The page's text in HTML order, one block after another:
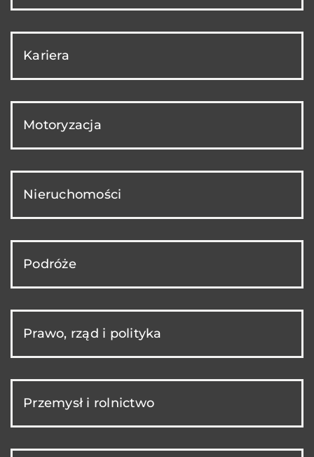
Kariera
Motoryzacja
Nieruchomości
Podróże
Prawo, rząd i polityka
Przemysł i rolnictwo